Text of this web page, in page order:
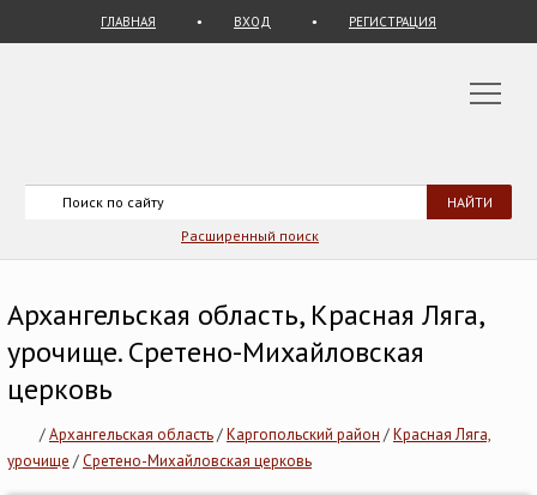
ГЛАВНАЯ ВХОД РЕГИСТРАЦИЯ
Расширенный поиск
Архангельская область, Красная Ляга,
урочище. Сретено-Михайловская
церковь
/Архангельская область/Каргопольский район /Красная Ляга,
урочище /Сретено-Михайловская церковь